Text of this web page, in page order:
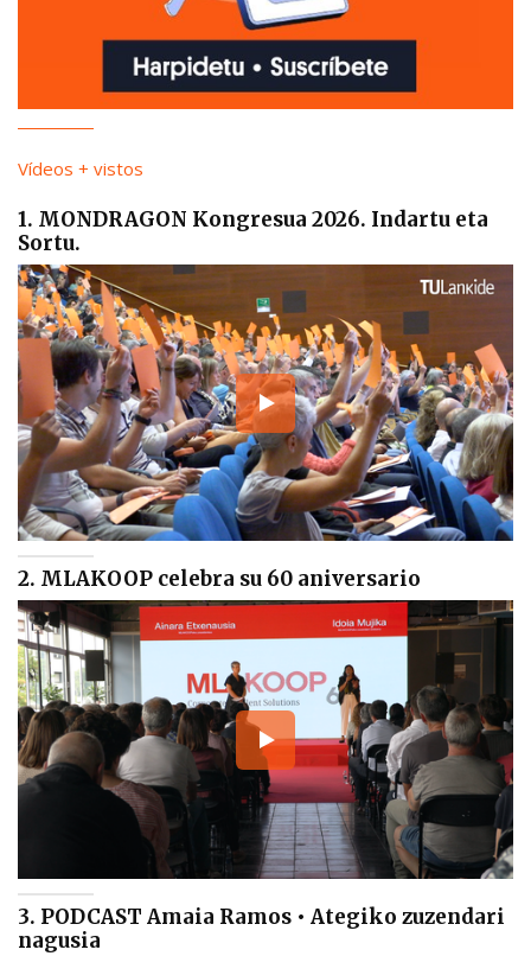
Vídeos + vistos
1. MONDRAGON Kongresua 2026. Indartu eta
Sortu.
2. MLAKOOP celebra su 60 aniversario
3. PODCAST Amaia Ramos • Ategiko zuzendari
nagusia